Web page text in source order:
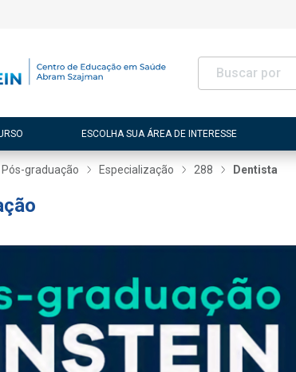
ESCOLHA SUA ÁREA DE INTERESSE
Pós-graduação Especialização 288 Dentista